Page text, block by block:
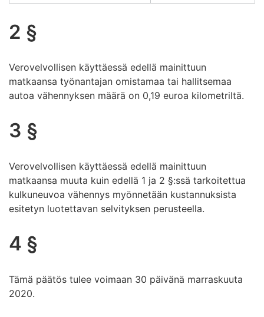
2 §
Verovelvollisen käyttäessä edellä mainittuun
matkaansa työnantajan omistamaa tai hallitsemaa
autoa vähennyksen määrä on 0,19 euroa kilometriltä.
3 §
Verovelvollisen käyttäessä edellä mainittuun
matkaansa muuta kuin edellä 1 ja 2 §:ssä tarkoitettua
kulkuneuvoa vähennys myönnetään kustannuksista
esitetyn luotettavan selvityksen perusteella.
4 §
Tämä päätös tulee voimaan 30 päivänä marraskuuta
2020.